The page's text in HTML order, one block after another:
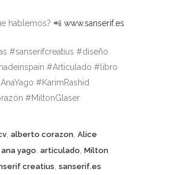
hablemos? 📲 www.sanserif.es
#sanserifcreatius #diseño
#Articulado #libro
#KarimRashid
#MiltonGlaser
alberto corazon Alice
ana yago articulado Milton
creatius sanserif.es